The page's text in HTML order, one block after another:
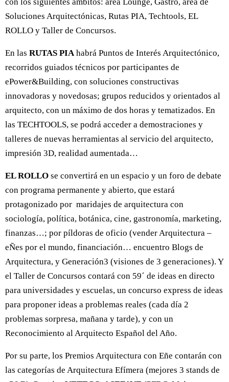
Soluciones Arquitectónicas, Rutas PIA, Techtools, EL
ROLLO y Taller de Concursos.
En las RUTAS PIA habrá Puntos de Interés Arquitectónico,
recorridos guiados técnicos por participantes de
ePower&Building, con soluciones constructivas
innovadoras y novedosas; grupos reducidos y orientados al
arquitecto, con un máximo de dos horas y tematizados. En
las TECHTOOLS, se podrá acceder a demostraciones y
talleres de nuevas herramientas al servicio del arquitecto,
impresión 3D, realidad aumentada…
EL ROLLO se convertirá en un espacio y un foro de debate
con programa permanente y abierto, que estará
protagonizado por maridajes de arquitectura con
sociología, política, botánica, cine, gastronomía, marketing,
finanzas…; por píldoras de oficio (vender Arquitectura –
eÑes por el mundo, financiación… encuentro Blogs de
Arquitectura, y Generación3 (visiones de 3 generaciones). Y
el Taller de Concursos contará con 59´ de ideas en directo
para universidades y escuelas, un concurso express de ideas
para proponer ideas a problemas reales (cada día 2
problemas sorpresa, mañana y tarde), y con un
Reconocimiento al Arquitecto Español del Año.
Por su parte, los Premios Arquitectura con Eñe contarán con
las categorías de Arquitectura Efímera (mejores 3 stands de